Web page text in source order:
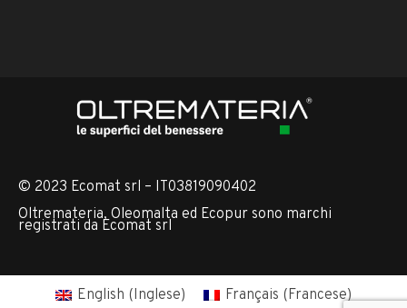
© 2023 Ecomat srl – IT03819090402
Oltremateria, Oleomalta ed Ecopur sono marchi
registrati da Ecomat srl
English (Inglese) Français (Francese)